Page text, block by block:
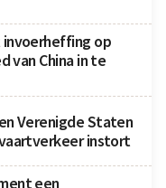
op
van China in te
Verenigde Staten
instort
een